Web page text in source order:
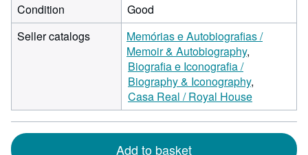
Condition
Good
Seller catalogs
Memórias e Autobiografias /
Memoir & Autobiography
Biografia e Iconografia /
Biography & Iconography
Casa Real / Royal House
Add to basket